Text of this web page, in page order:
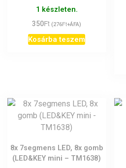
1 készleten.
350Ft (276Ft+ÁFA)
Kosárba teszem
8x 7segmens LED, 8x gomb
(LED&KEY mini – TM1638)